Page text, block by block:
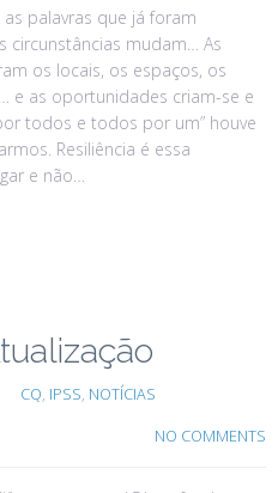
palavras que já foram
circunstâncias mudam… As
os locais, os espaços, os
e as oportunidades criam-se e
todos e todos por um” houve
Resiliência é essa
e não…
CQ, IPSS, NOTÍCIAS
NO COMMENTS